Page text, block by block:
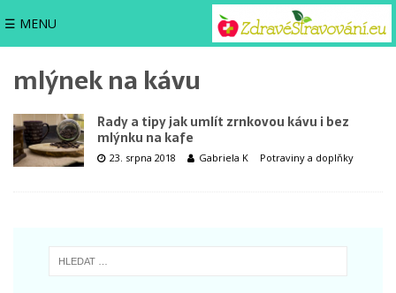
☰ MENU
mlýnek na kávu
Rady a tipy jak umlít zrnkovou kávu i bez
mlýnku na kafe
23. srpna 2018 Gabriela K Potraviny a doplňky